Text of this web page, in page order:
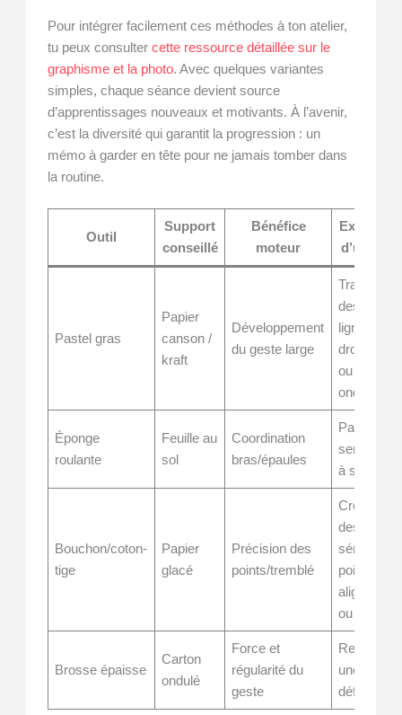
Pour intégrer facilement ces méthodes à ton atelier,
tu peux consultercette ressource détaillée sur le
graphisme et la photo. Avec quelques variantes
simples, chaque séance devient source
d’apprentissages nouveaux et motivants. À l’avenir,
c’est la diversité qui garantit la progression : un
mémo à garder en tête pour ne jamais tomber dans
la routine.
Outil
Support
conseillé
Bénéfice
moteur
Exemple
d’usage
Pastel gras
Papier
canson /
kraft
Développement
du geste large
Tracer
des
lignes
droites
ou
ondulées
Éponge
roulante
Feuille au
sol
Coordination
bras/épaules
Parcours
serpentin
à suivre
Bouchon/coton-
tige
Papier
glacé
Précision des
points/tremblé
Créer
des
séries de
points
alignés
ou épars
Brosse épaisse
Carton
ondulé
Force et
régularité du
geste
Remplir
une zone
définie